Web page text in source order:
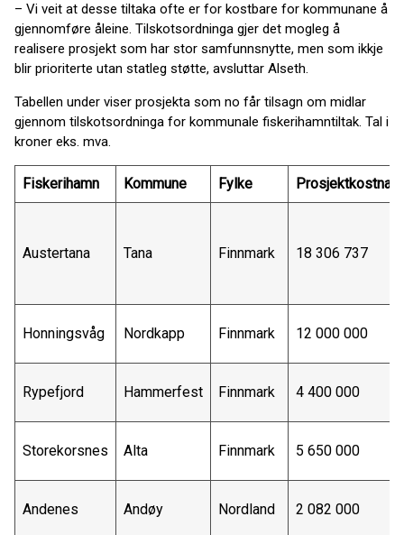
– Vi veit at desse tiltaka ofte er for kostbare for kommunane å
gjennomføre åleine. Tilskotsordninga gjer det mogleg å
realisere prosjekt som har stor samfunnsnytte, men som ikkje
blir prioriterte utan statleg støtte, avsluttar Alseth.
Tabellen under viser prosjekta som no får tilsagn om midlar
gjennom tilskotsordninga for kommunale fiskerihamntiltak. Tal i
kroner eks. mva.
Fiskerihamn Kommune Fylke Prosjektkostnad
Austertana Tana Finnmark 18 306 737
Honningsvåg Nordkapp Finnmark 12 000 000
Rypefjord Hammerfest Finnmark 4 400 000
Storekorsnes Alta Finnmark 5 650 000
Andenes Andøy Nordland 2 082 000